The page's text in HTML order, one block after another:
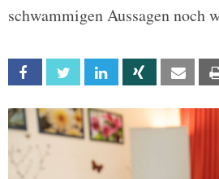
schwammigen Aussagen noch
Facebook Twitter Linkedin Xing Email